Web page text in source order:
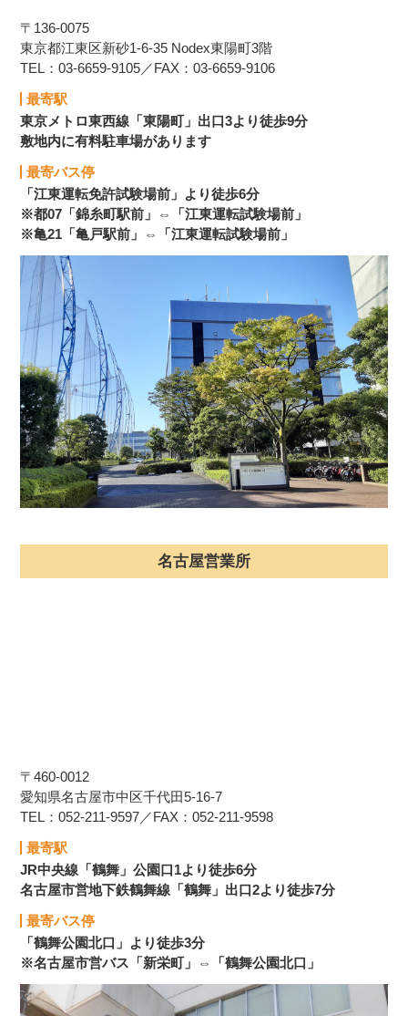
〒136-0075
東京都江東区新砂1-6-35 Nodex東陽町3階
TEL：03-6659-9105／FAX：03-6659-9106
最寄駅
東京メトロ東西線「東陽町」出口3より徒歩9分
敷地内に有料駐車場があります
最寄バス停
「江東運転免許試験場前」より徒歩6分
※都07「錦糸町駅前」⇔「江東運転試験場前」
※亀21「亀戸駅前」⇔「江東運転試験場前」
名古屋営業所
〒460-0012
愛知県名古屋市中区千代田5-16-7
TEL：052-211-9597／FAX：052-211-9598
最寄駅
JR中央線「鶴舞」公園口1より徒歩6分
名古屋市営地下鉄鶴舞線「鶴舞」出口2より徒歩7分
最寄バス停
「鶴舞公園北口」より徒歩3分
※名古屋市営バス「新栄町」⇔「鶴舞公園北口」